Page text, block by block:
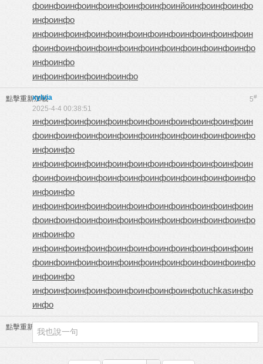
фоинфоинфоинфоинфоинфоинфоинйоинфоинфоинфо
инфоинфо
инфоинфоинфоинфоинфоинфоинфоинфоинфоинфоин
фоинфоинфоинфоинфоинфоинфоинфоинфоинфоинфо
инфоинфо
инфоинфоинфоинфоинфо
點擊重新加載 5#
xylvia
2025-4-4 00:38:51
инфоинфоинфоинфоинфоинфоинфоинфоинфоинфоин
фоинфоинфоинфоинфоинфоинфоинфоинфоинфоинфо
инфоинфо
инфоинфоинфоинфоинфоинфоинфоинфоинфоинфоин
фоинфоинфоинфоинфоинфоинфоинфоинфоинфоинфо
инфоинфо
инфоинфоинфоинфоинфоинфоинфоинфоинфоинфоин
фоинфоинфоинфоинфоинфоинфоинфоинфоинфоинфо
инфоинфо
инфоинфоинфоинфоинфоинфоинфоинфоинфоинфоин
фоинфоинфоинфоинфоинфоинфоинфоинфоинфоинфо
инфоинфо
инфоинфоинфоинфоинфоинфоинфоинфоtuchkasинфо
инфо
點擊重新加載